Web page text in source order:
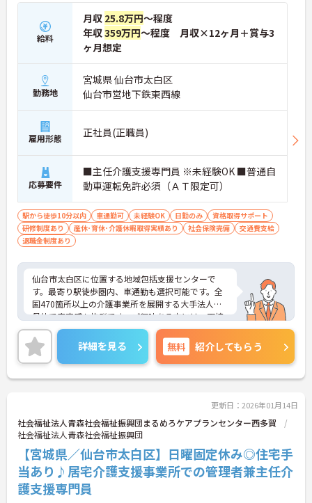
給料
月収 25.8万円～程度
年収359万円～程度 月収×12ヶ月＋賞与3
ヶ月想定
勤務地
宮城県 仙台市太白区
仙台市営地下鉄東西線
雇用形態 正社員(正職員)
応募要件
■主任介護支援専門員 ※未経験OK ■普通自
動車運転免許必須（ＡＴ限定可）
駅から徒歩10分以内 車通勤可 未経験OK 日勤のみ
資格取得サポート
研修制度あり
産休･育休･介護休暇取得実績あり 社会保険完備
交通費支給
退職金制度あり
仙台市太白区に位置する地域包括支援センターで
す。最寄り駅徒歩圏内、車通勤も選択可能です。全
国470箇所以上の介護事業所を展開する大手法人が
母体で安定感も抜群です。ご興味ある方には、面接
対策ポイントなど、さらに詳細をお話しいたします
のでお気軽にご相談ください！
詳細を見る 無料 紹介してもらう
更新日：2026年01月14日
社会福祉法人青森社会福祉振興団まるめろケアプランセンター西多賀
社会福祉法人青森社会福祉振興団
【宮城県／仙台市太白区】日曜固定休み◎住宅手
当あり♪居宅介護支援事業所での管理者兼主任介
護支援専門員